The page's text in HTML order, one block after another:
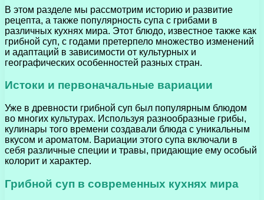
В этом разделе мы рассмотрим историю и развитие
рецепта, а также популярность супа с грибами в
различных кухнях мира. Этот блюдо, известное также как
грибной суп, с годами претерпело множество изменений
и адаптаций в зависимости от культурных и
географических особенностей разных стран.
Истоки и первоначальные вариации
Уже в древности грибной суп был популярным блюдом
во многих культурах. Используя разнообразные грибы,
кулинары того времени создавали блюда с уникальным
вкусом и ароматом. Вариации этого супа включали в
себя различные специи и травы, придающие ему особый
колорит и характер.
Грибной суп в современных кухнях мира